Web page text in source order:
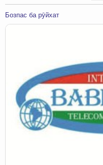
Бозпас ба рӯйхат